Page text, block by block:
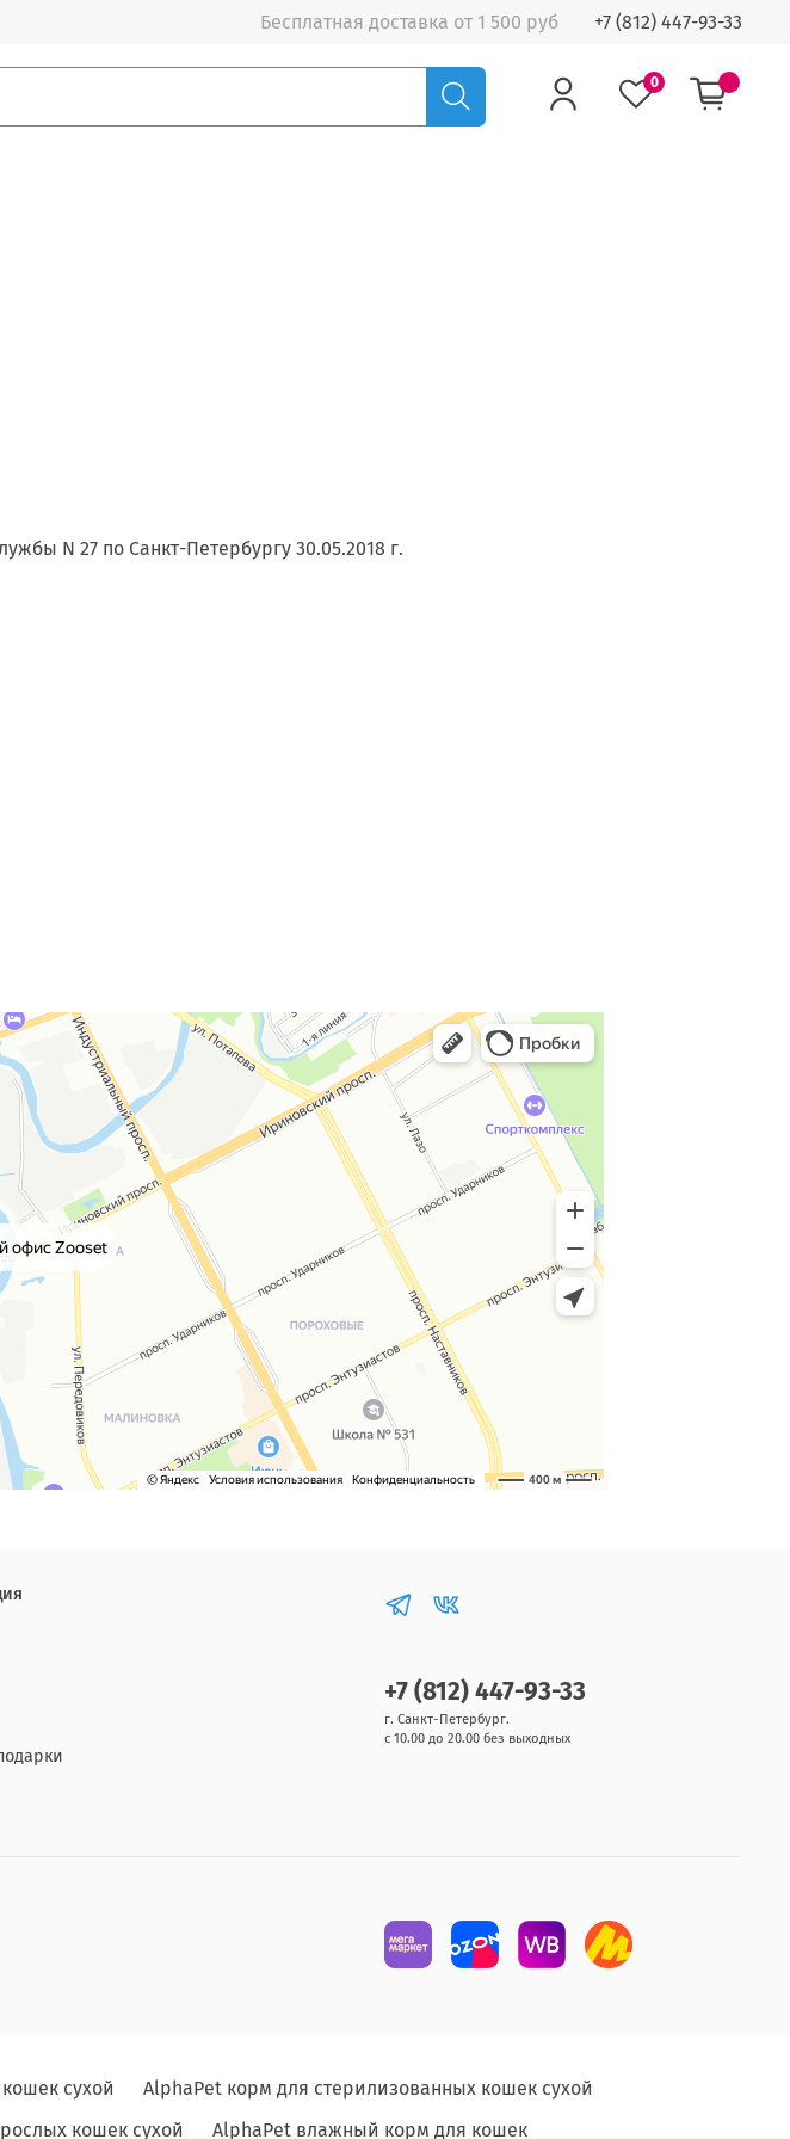
Бесплатная доставка от 1 500 руб +7 (812) 447-93-33
0
N 27 по Санкт-Петербургу 30.05.2018 г.
+7 (812) 447-93-33
г. Санкт-Петербург.
с 10.00 до 20.00 без выходных
сухой
AlphaPet корм для стерилизованных кошек сухой
кошек сухой AlphaPet влажный корм для кошек